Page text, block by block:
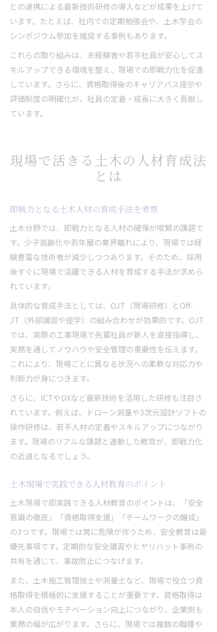
との連携による最新技術研修の導入などが成果を上げて
います。たとえば、社内での定期勉強会や、土木学会の
シンポジウム参加を推奨する事例もあります。
これらの取り組みは、未経験者や若手社員が安心してス
キルアップできる環境を整え、現場での即戦力化を促進
しています。さらに、資格取得後のキャリアパス提示や
評価制度の明確化が、社員の定着・成長に大きく貢献し
ています。
現場で活きる土木の人材育成法
とは
即戦力となる土木人材の育成手法を考察
土木分野では、即戦力となる人材の確保が喫緊の課題で
す。少子高齢化や若年層の業界離れにより、現場では経
験豊富な技術者が減少しつつあります。そのため、採用
後すぐに現場で活躍できる人材を育成する手法が求めら
れています。
具体的な育成手法としては、OJT（現場研修）とOff-
JT（外部講習や座学）の組み合わせが効果的です。OJT
では、実際の工事現場で先輩社員が新人を直接指導し、
実務を通してノウハウや安全管理の重要性を伝えます。
これにより、現場ごとに異なる状況への柔軟な対応力や
判断力が身につきます。
さらに、ICTやDXなど最新技術を活用した研修も注目さ
れています。例えば、ドローン測量や3次元設計ソフトの
操作研修は、若手人材の定着やスキルアップにつながり
ます。現場のリアルな課題と連動した教育が、即戦力化
の近道となるでしょう。
土木現場で実践できる人材教育のポイント
土木現場で即実践できる人材教育のポイントは、「安全
意識の徹底」「資格取得支援」「チームワークの醸成」
の3つです。現場では常に危険が伴うため、安全教育は最
優先事項です。定期的な安全講習やヒヤリハット事例の
共有を通じて、事故防止につなげます。
また、土木施工管理技士や測量士など、現場で役立つ資
格取得を積極的に支援することが重要です。資格取得は
本人の自信やモチベーション向上につながり、企業側も
業務の幅が広がります。さらに、現場では複数の職種や